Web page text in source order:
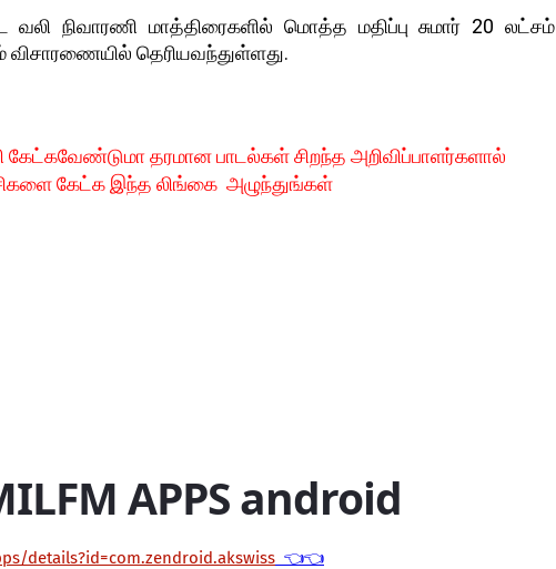
வலி நிவாரணி மாத்திரைகளில் மொத்த மதிப்பு சுமார் 20 லட்சம்
விசாரணையில் தெரியவந்துள்ளது.
கேட்கவேண்டுமா தரமான பாடல்கள் சிறந்த அறிவிப்பாளர்களால்
கேட்க இந்த லிங்கை அழுந்துங்கள்
APPS android
details?id=com.zendroid.akswiss 👈👈